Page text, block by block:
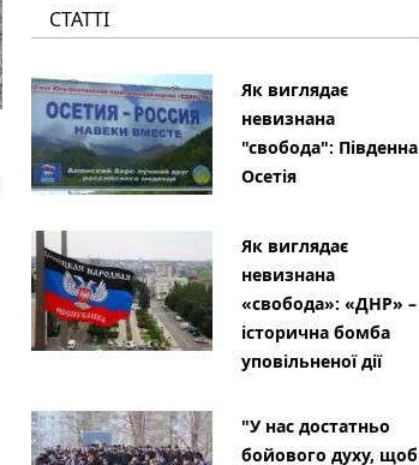
СТАТТІ
Як виглядає
невизнана
"свобода": Південна
Осетія
Як виглядає
невизнана
«свобода»: «ДНР» –
історична бомба
уповільненої дії
"У нас достатньо
бойового духу, щоб